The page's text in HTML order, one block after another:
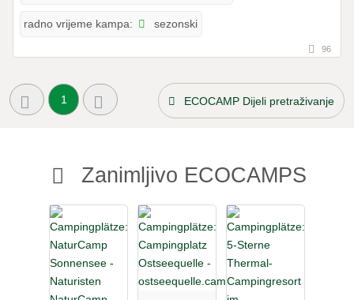
radno vrijeme kampa: sezonski
96
1 ECOCAMP Dijeli pretraživanje
Zanimljivo ECOCAMPS